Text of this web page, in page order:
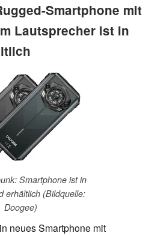
Smartphone mit
Lautsprecher ist in
Smartphone ist in
erhältlich (Bildquelle:
Doogee)
neues Smartphone mit